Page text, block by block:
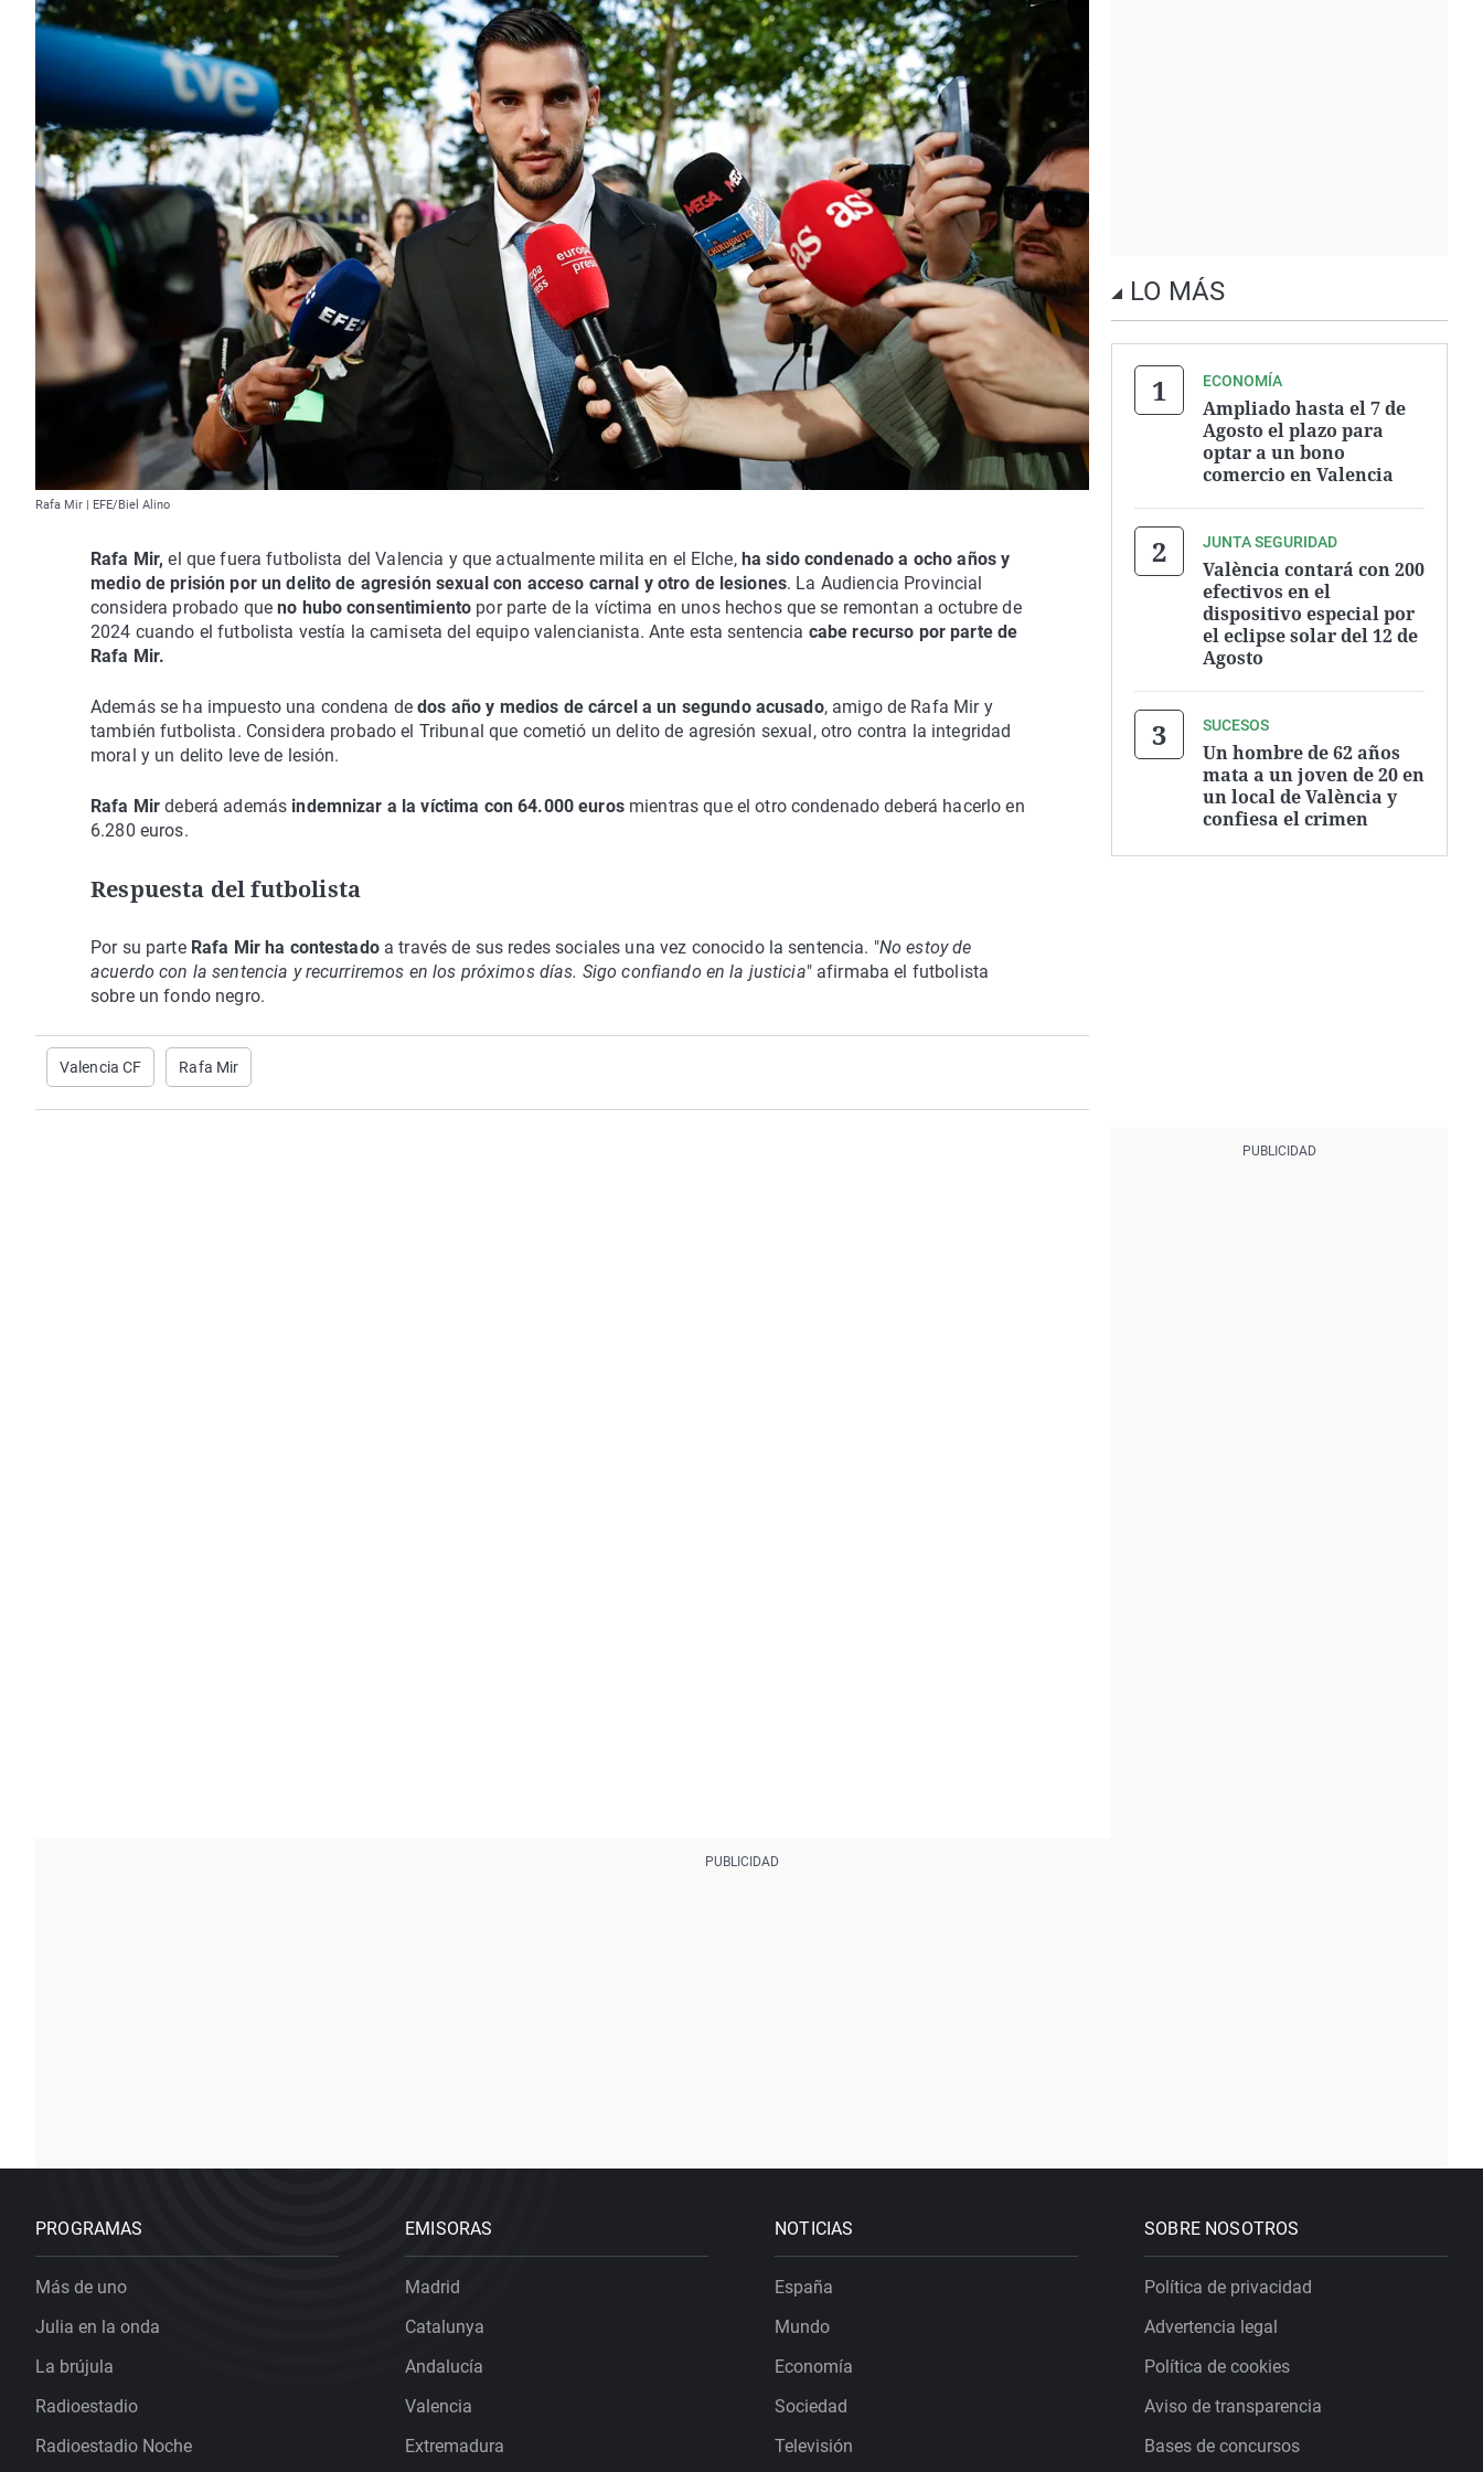
Rafa Mir | EFE/Biel Alino
Rafa Mir, el que fuera futbolista del Valencia y que actualmente milita en el Elche, ha sido condenado a ocho años y
medio de prisión por un delito de agresión sexual con acceso carnal y otro de lesiones. La Audiencia Provincial
considera probado queno hubo consentimiento por parte de la víctima en unos hechos que se remontan a octubre de
2024 cuando el futbolista vestía la camiseta del equipo valencianista. Ante esta sentencia cabe recurso por parte de
Rafa Mir.
Además se ha impuesto una condena dedos año y medios de cárcel a un segundo acusado, amigo de Rafa Mir y
también futbolista. Considera probado el Tribunal que cometió un delito de agresión sexual, otro contra la integridad
moral y un delito leve de lesión.
Rafa Mir deberá además indemnizar a la víctima con 64.000 eurosmientras que el otro condenado deberá hacerlo en
6.280 euros.
Respuesta del futbolista
Por su parte Rafa Mir ha contestadoa través de sus redes sociales una vez conocido la sentencia. "No estoy de
acuerdo con la sentencia y recurriremos en los próximos días. Sigo confiando en la justicia" afirmaba el futbolista
sobre un fondo negro.
Valencia CF Rafa Mir
LO MÁS
ECONOMÍA
Ampliado hasta el 7 de
Agosto el plazo para
optar a un bono
comercio en Valencia
JUNTA SEGURIDAD
València contará con 200
efectivos en el
dispositivo especial por
el eclipse solar del 12 de
Agosto
SUCESOS
Un hombre de 62 años
mata a un joven de 20 en
un local de València y
confiesa el crimen
PROGRAMAS
Más de uno
Julia en la onda
La brújula
Radioestadio
Radioestadio Noche
EMISORAS
Madrid
Catalunya
Andalucía
Valencia
Extremadura
NOTICIAS
España
Mundo
Economía
Sociedad
Televisión
SOBRE NOSOTROS
Política de privacidad
Advertencia legal
Política de cookies
Aviso de transparencia
Bases de concursos